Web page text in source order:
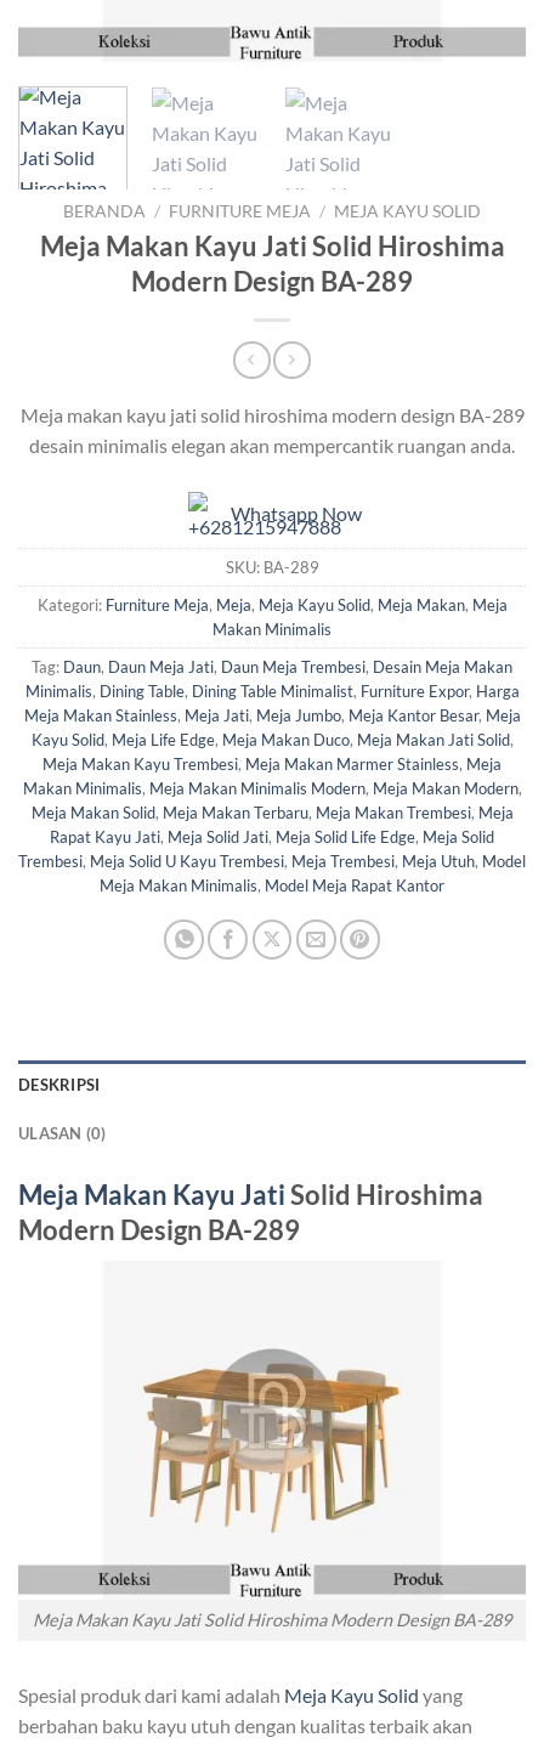
BERANDA / FURNITURE MEJA / MEJA KAYU SOLID
Meja Makan Kayu Jati Solid Hiroshima
Modern Design BA-289
Meja makan kayu jati solid hiroshima modern design BA-289
desain minimalis elegan akan mempercantik ruangan anda.
Whatsapp Now
SKU: BA-289
Kategori: Furniture Meja, Meja, Meja Kayu Solid, Meja Makan, Meja
Makan Minimalis
Tag: Daun, Daun Meja Jati, Daun Meja Trembesi, Desain Meja Makan
Minimalis, Dining Table, Dining Table Minimalist, Furniture Expor, Harga
Meja Makan Stainless, Meja Jati, Meja Jumbo, Meja Kantor Besar, Meja
Kayu Solid, Meja Life Edge, Meja Makan Duco, Meja Makan Jati Solid,
Meja Makan Kayu Trembesi, Meja Makan Marmer Stainless, Meja
Makan Minimalis, Meja Makan Minimalis Modern, Meja Makan Modern,
Meja Makan Solid, Meja Makan Terbaru, Meja Makan Trembesi, Meja
Rapat Kayu Jati, Meja Solid Jati, Meja Solid Life Edge, Meja Solid
Trembesi, Meja Solid U Kayu Trembesi, Meja Trembesi, Meja Utuh, Model
Meja Makan Minimalis, Model Meja Rapat Kantor
DESKRIPSI
ULASAN (0)
Meja Makan Kayu JatiSolid Hiroshima
Modern Design BA-289
Meja Makan Kayu Jati Solid Hiroshima Modern Design BA-289
Spesial produk dari kami adalah Meja Kayu Solid yang
berbahan baku kayu utuh dengan kualitas terbaik akan